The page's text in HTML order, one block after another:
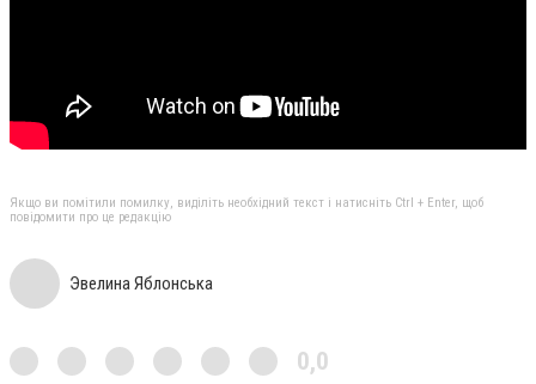
Якщо ви помітили помилку, виділіть необхідний текст і натисніть Ctrl + Enter, щоб
повідомити про це редакцію
Эвелина Яблонська
0,0